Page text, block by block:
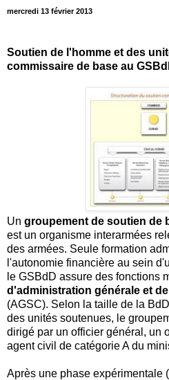
mercredi 13 février 2013
Soutien de l'homme et des
commissaire de base au
Un groupement de soutien de
est un organisme interarmées
des armées. Seule formation
l'autonomie financière au sein
le GSBdD assure des fonctions
d'administration générale et
(AGSC). Selon la taille de la
des unités soutenues, le
dirigé par un officier général, un
agent civil de catégorie A du
Après une phase expérimentale